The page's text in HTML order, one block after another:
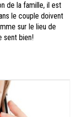
de la famille, il est
le couple doivent
sur le lieu de
sent bien!